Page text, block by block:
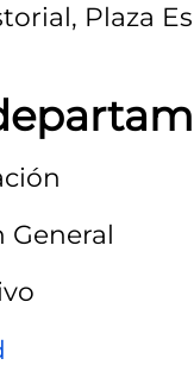
Plaza
General